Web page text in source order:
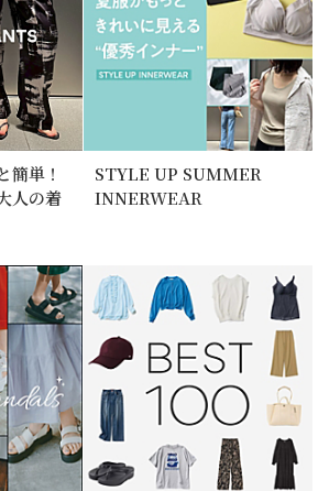
簡単！
人の着
STYLE UP SUMMER
INNERWEAR